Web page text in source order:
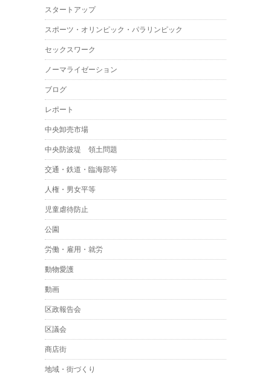
スタートアップ
スポーツ・オリンピック・パラリンピック
セックスワーク
ノーマライゼーション
ブログ
レポート
中央卸売市場
中央防波堤 領土問題
交通・鉄道・臨海部等
人権・男女平等
児童虐待防止
公園
労働・雇用・就労
動物愛護
動画
区政報告会
区議会
商店街
地域・街づくり